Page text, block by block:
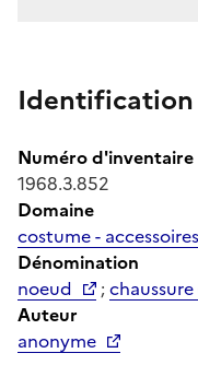
Identification
Numéro d'inventaire
1968.3.852
Domaine
costume -
Dénomination
noeud
;
Auteur
anonyme